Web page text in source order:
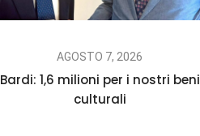
AGOSTO 7, 2026
Bardi: 1,6 milioni per i nostri beni
culturali